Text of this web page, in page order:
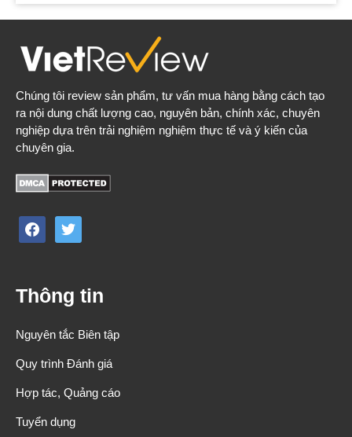
Chúng tôi review sản phẩm, tư vấn mua hàng bằng cách tạo
ra nội dung chất lượng cao, nguyên bản, chính xác, chuyên
nghiệp dựa trên trải nghiệm nghiệm thực tế và ý kiến của
chuyên gia.
facebooktwitter
Thông tin
Nguyên tắc Biên tập
Quy trình Đánh giá
Hợp tác, Quảng cáo
Tuyển dụng